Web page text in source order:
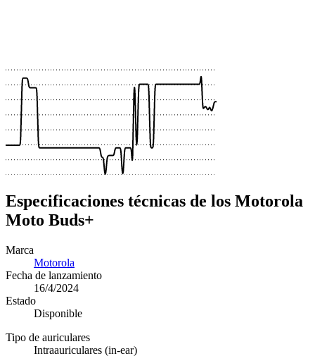
Especificaciones técnicas de los Motorola
Moto Buds+
Marca
Motorola
Fecha de lanzamiento
16/4/2024
Estado
Disponible
Tipo de auriculares
Intraauriculares (in-ear)